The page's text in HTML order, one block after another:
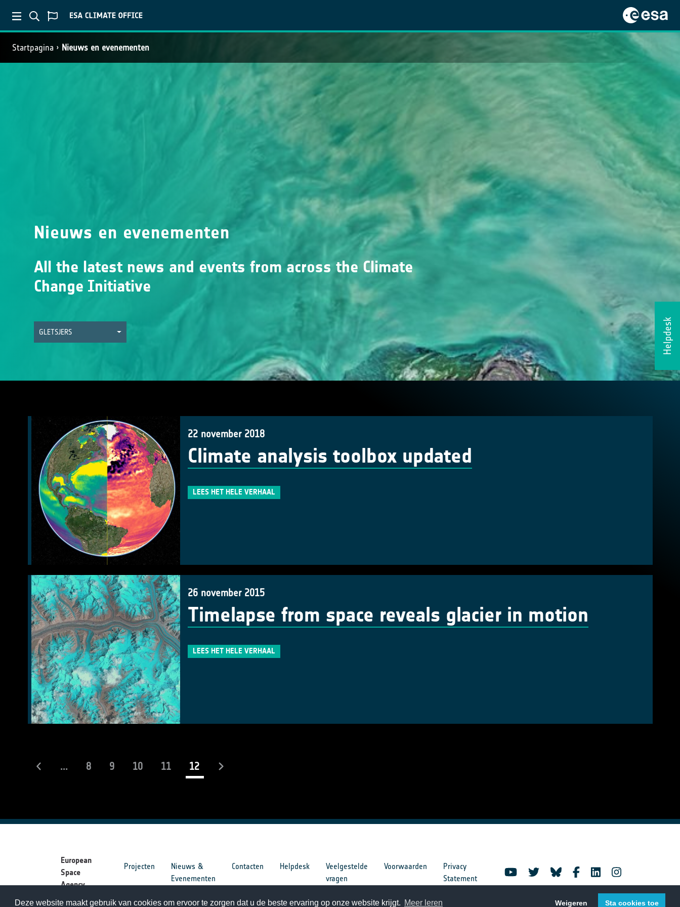
Deze website maakt gebruik van cookies om ervoor te zorgen dat u de beste ervaring op onze website krijgt. Meer leren Weigeren Sta cookies toe
Startpagina Nieuws en evenementen
Helpdesk
Nieuws en evenementen
All the latest news and events from across the Climate
Change Initiative
GLETSJERS
22 november 2018
Climate analysis toolbox updated
LEES HET HELE VERHAAL
26 november 2015
Timelapse from space reveals glacier in motion
LEES HET HELE VERHAAL
... 8 9 10 11 12(current)
European
Space
Agency
Projecten
Nieuws &
Evenementen
Contacten Helpdesk
Veelgestelde
vragen
Voorwaarden
Privacy
Statement